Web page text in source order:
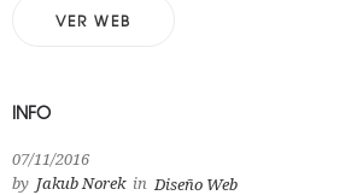
VER WEB
INFO
07/11/2016
by Jakub Norek in Diseño Web